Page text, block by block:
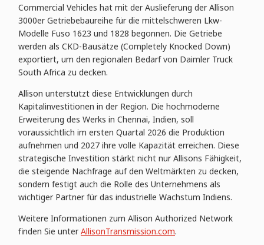
Commercial Vehicles hat mit der Auslieferung der Allison
3000er Getriebebaureihe für die mittelschweren Lkw-
Modelle Fuso 1623 und 1828 begonnen. Die Getriebe
werden als CKD-Bausätze (Completely Knocked Down)
exportiert, um den regionalen Bedarf von Daimler Truck
South Africa zu decken.
Allison unterstützt diese Entwicklungen durch
Kapitalinvestitionen in der Region. Die hochmoderne
Erweiterung des Werks in Chennai, Indien, soll
voraussichtlich im ersten Quartal 2026 die Produktion
aufnehmen und 2027 ihre volle Kapazität erreichen. Diese
strategische Investition stärkt nicht nur Allisons Fähigkeit,
die steigende Nachfrage auf den Weltmärkten zu decken,
sondern festigt auch die Rolle des Unternehmens als
wichtiger Partner für das industrielle Wachstum Indiens.
Weitere Informationen zum Allison Authorized Network
finden Sie unterAllisonTransmission.com.